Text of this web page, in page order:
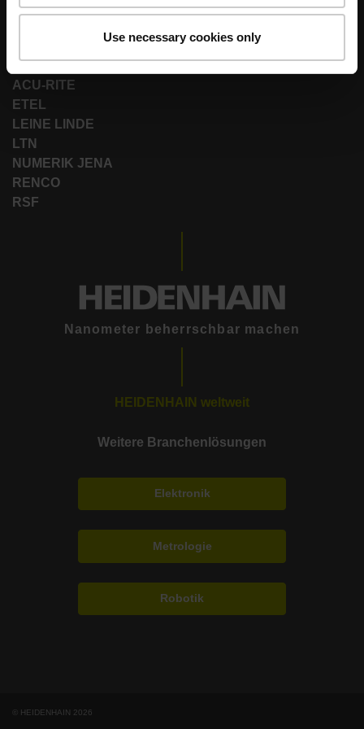
Use necessary cookies only
Starke Marken für Ihre Anwendungen
ACU-RITE
ETEL
LEINE LINDE
LTN
NUMERIK JENA
RENCO
RSF
Nanometer beherrschbar machen
HEIDENHAIN weltweit
Weitere Branchenlösungen
Elektronik
Metrologie
Robotik
© HEIDENHAIN 2026